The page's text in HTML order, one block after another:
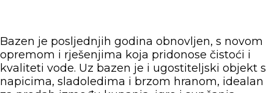
Bazen je posljednjih godina obnovljen, s novom
opremom i rješenjima koja pridonose čistoći i
kvaliteti vode. Uz bazen je i ugostiteljski objekt s
napicima, sladoledima i brzom hranom, idealan